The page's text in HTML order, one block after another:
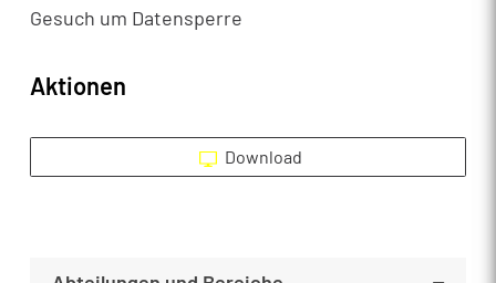
Gesuch um Datensperre
Aktionen
Download